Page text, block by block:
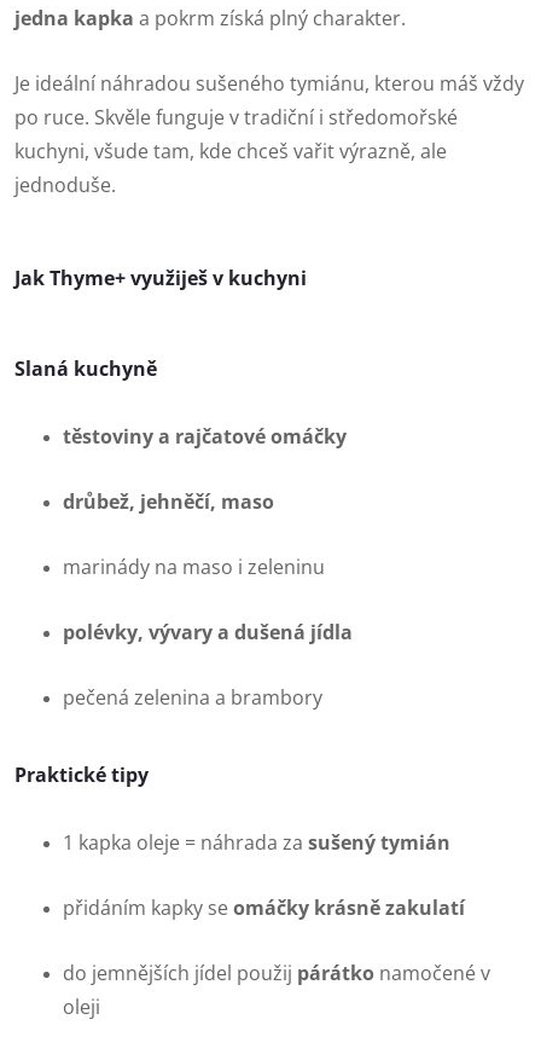
jedna kapka a pokrm získá plný charakter.
Je ideální náhradou sušeného tymiánu, kterou máš vždy
po ruce. Skvěle funguje v tradiční i středomořské
kuchyni, všude tam, kde chceš vařit výrazně, ale
jednoduše.
Jak Thyme+ využiješ v kuchyni
Slaná kuchyně
těstoviny a rajčatové omáčky
drůbež, jehněčí, maso
marinády na maso i zeleninu
polévky, vývary a dušená jídla
pečená zelenina a brambory
Praktické tipy
1 kapka oleje = náhrada za sušený tymián
přidáním kapky seomáčky krásně zakulatí
do jemnějších jídel použij párátko namočené v
oleji